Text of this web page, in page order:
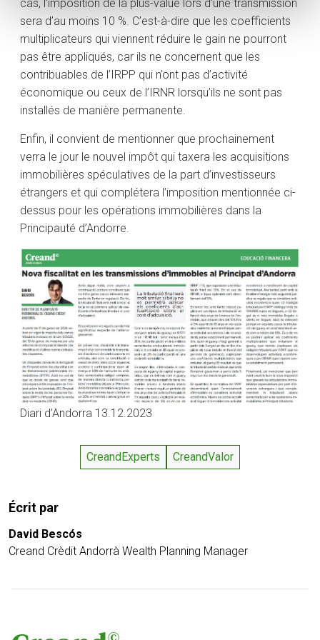
cas, l’imposition de la plus-value lors d’une transmission
sera d’au moins 10 %. C’est-à-dire que les coefficients
multiplicateurs qui viennent réduire le gain ne pourront
pas être appliqués, car ils ne concernent que les
contribuables de l’IRPP qui n’ont pas d’activité
économique ou ceux de l’IRNR lorsqu’ils ne sont pas
installés de manière permanente.
Enfin, il convient de mentionner que prochainement
verra le jour le nouvel impôt qui taxera les acquisitions
immobilières spéculatives de la part d’investisseurs
étrangers et qui complétera l’imposition mentionnée ci-
dessus pour les opérations immobilières dans la
Principauté d’Andorre.
Diari d’Andorra 13.12.2023
CreandExperts CreandValor
Écrit par
David Bescós
Creand Crèdit Andorrà Wealth Planning Manager